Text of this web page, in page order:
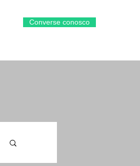
Converse conosco